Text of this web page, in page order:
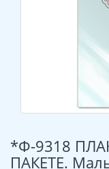
*Ф-9318
ПАКЕТЕ.